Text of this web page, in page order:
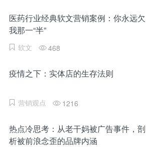
医药行业经典软文营销案例：你永远欠
我那一“半”
软文 468
疫情之下：实体店的生存法则
营销观点 1216
热点冷思考：从老干妈被广告事件，剖
析被前浪念歪的品牌内涵